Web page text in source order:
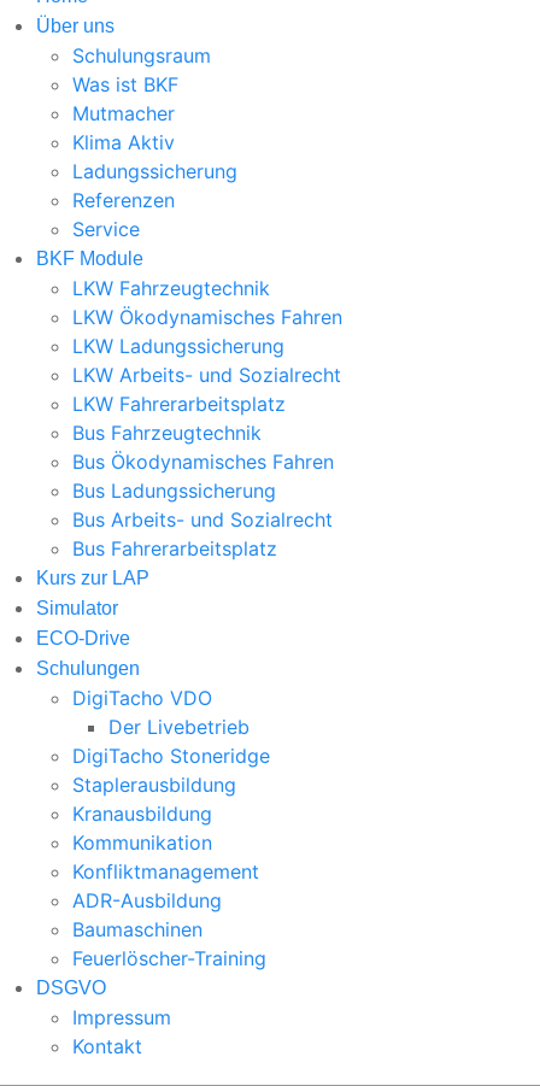
Über uns
Schulungsraum
Was ist BKF
Mutmacher
Klima Aktiv
Ladungssicherung
Referenzen
Service
BKF Module
LKW Fahrzeugtechnik
LKW Ökodynamisches Fahren
LKW Ladungssicherung
LKW Arbeits- und Sozialrecht
LKW Fahrerarbeitsplatz
Bus Fahrzeugtechnik
Bus Ökodynamisches Fahren
Bus Ladungssicherung
Bus Arbeits- und Sozialrecht
Bus Fahrerarbeitsplatz
Kurs zur LAP
Simulator
ECO-Drive
Schulungen
DigiTacho VDO
Der Livebetrieb
DigiTacho Stoneridge
Staplerausbildung
Kranausbildung
Kommunikation
Konfliktmanagement
ADR-Ausbildung
Baumaschinen
Feuerlöscher-Training
DSGVO
Impressum
Kontakt